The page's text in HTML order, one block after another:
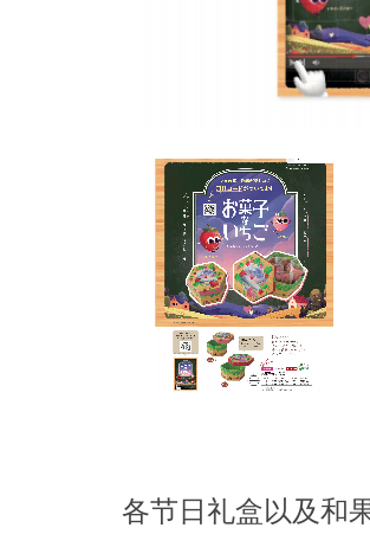
各节日礼盒以及和